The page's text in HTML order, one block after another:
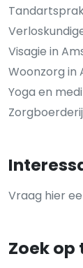
Visagie in
Woonzorg in
Yoga en
Vraag hier
Zoek